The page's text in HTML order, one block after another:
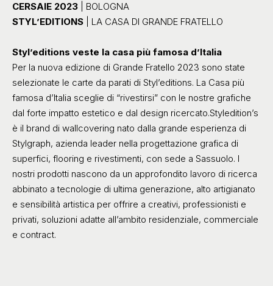
CERSAIE 2023 | BOLOGNA
STYL’EDITIONS | LA CASA DI GRANDE FRATELLO
Styl’editions veste la casa più famosa d’Italia
Per la nuova edizione di Grande Fratello 2023 sono state
selezionate le carte da parati di Styl’editions. La Casa più
famosa d’Italia sceglie di “rivestirsi” con le nostre grafiche
dal forte impatto estetico e dal design ricercato.Styledition’s
è il brand di wallcovering nato dalla grande esperienza di
Stylgraph, azienda leader nella progettazione grafica di
superfici, flooring e rivestimenti, con sede a Sassuolo. I
nostri prodotti nascono da un approfondito lavoro di ricerca
abbinato a tecnologie di ultima generazione, alto artigianato
e sensibilità artistica per offrire a creativi, professionisti e
privati, soluzioni adatte all’ambito residenziale, commerciale
e contract.